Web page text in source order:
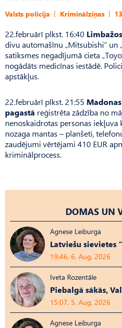
Valsts policija Kriminālziņas
22.februārī plkst. 16:40
divu automašīnu „Mitsubishi” un
satiksmes negadījumā cieta
nogādāts medicīnas iestādē.
apstākļus.
22.februārī plkst. 21:55
pagastā reģistrēta zādzība no
nenoskaidrotas personas iekļuva
nozaga mantas – planšeti,
zaudējumi vērtējami 410 EUR
kriminālprocess.
DOMAS UN
Agnese Leiburga
Latviešu sievietes
19:46, 6. Aug, 2026
Iveta Rozentāle
Piebalgā sākās,
15:07, 5. Aug, 2026
Agnese Leiburga